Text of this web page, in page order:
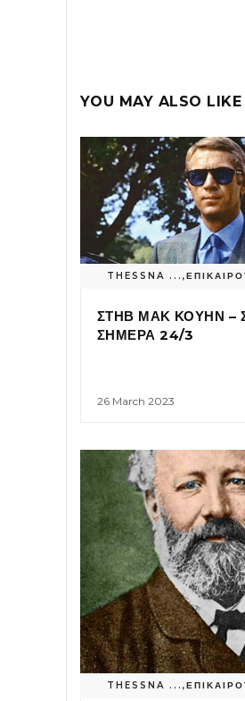
YOU MAY ALSO LIKE
THESSNA ... ,
ΣΤΗΒ ΜΑΚ ΚΟΥΗΝ –
ΣΗΜΕΡΑ 24/3
26 March 2023
THESSNA ... ,